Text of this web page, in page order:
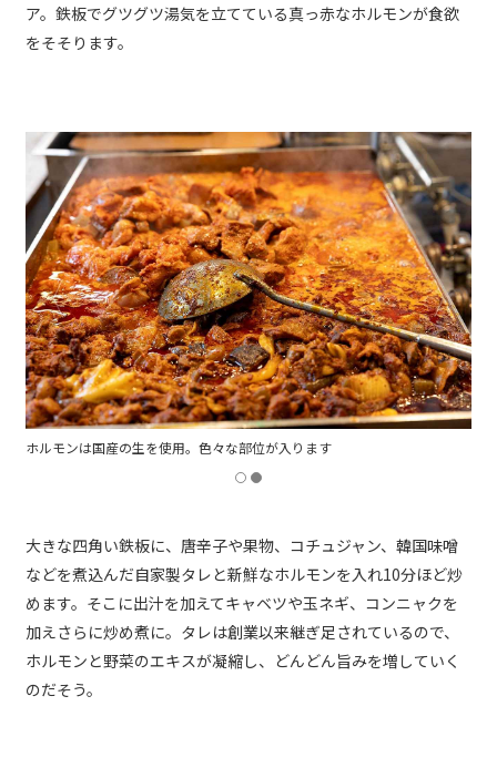
ア。鉄板でグツグツ湯気を立てている真っ赤なホルモンが食欲
をそそります。
ホルモンは国産の生を使用。色々な部位が入ります
大きな四角い鉄板に、唐辛子や果物、コチュジャン、韓国味噌
などを煮込んだ自家製タレと新鮮なホルモンを入れ10分ほど炒
めます。そこに出汁を加えてキャベツや玉ネギ、コンニャクを
加えさらに炒め煮に。タレは創業以来継ぎ足されているので、
ホルモンと野菜のエキスが凝縮し、どんどん旨みを増していく
のだそう。